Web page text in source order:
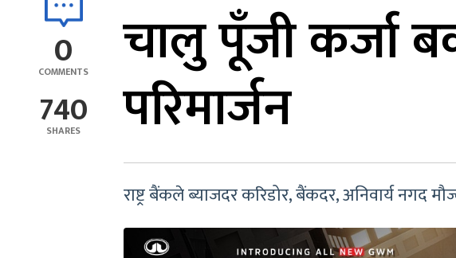
0
COMMENTS
740
SHARES
चालु पूँजी कर्जा
परिमार्जन
राष्ट्र बैंकले ब्याजदर करिडोर, बैंकदर, अनिवार्य नगद